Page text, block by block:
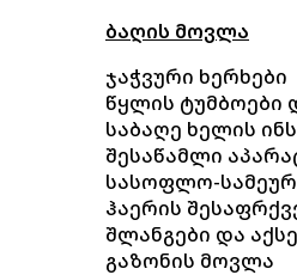
ბაღის მოვლა
ჯაჭვური ხერხები
წყლის ტუმბოები
საბაღე ხელის
შესაწამლი
სასოფლო-
ჰაერის
შლანგები და
გაზონის მოვლა